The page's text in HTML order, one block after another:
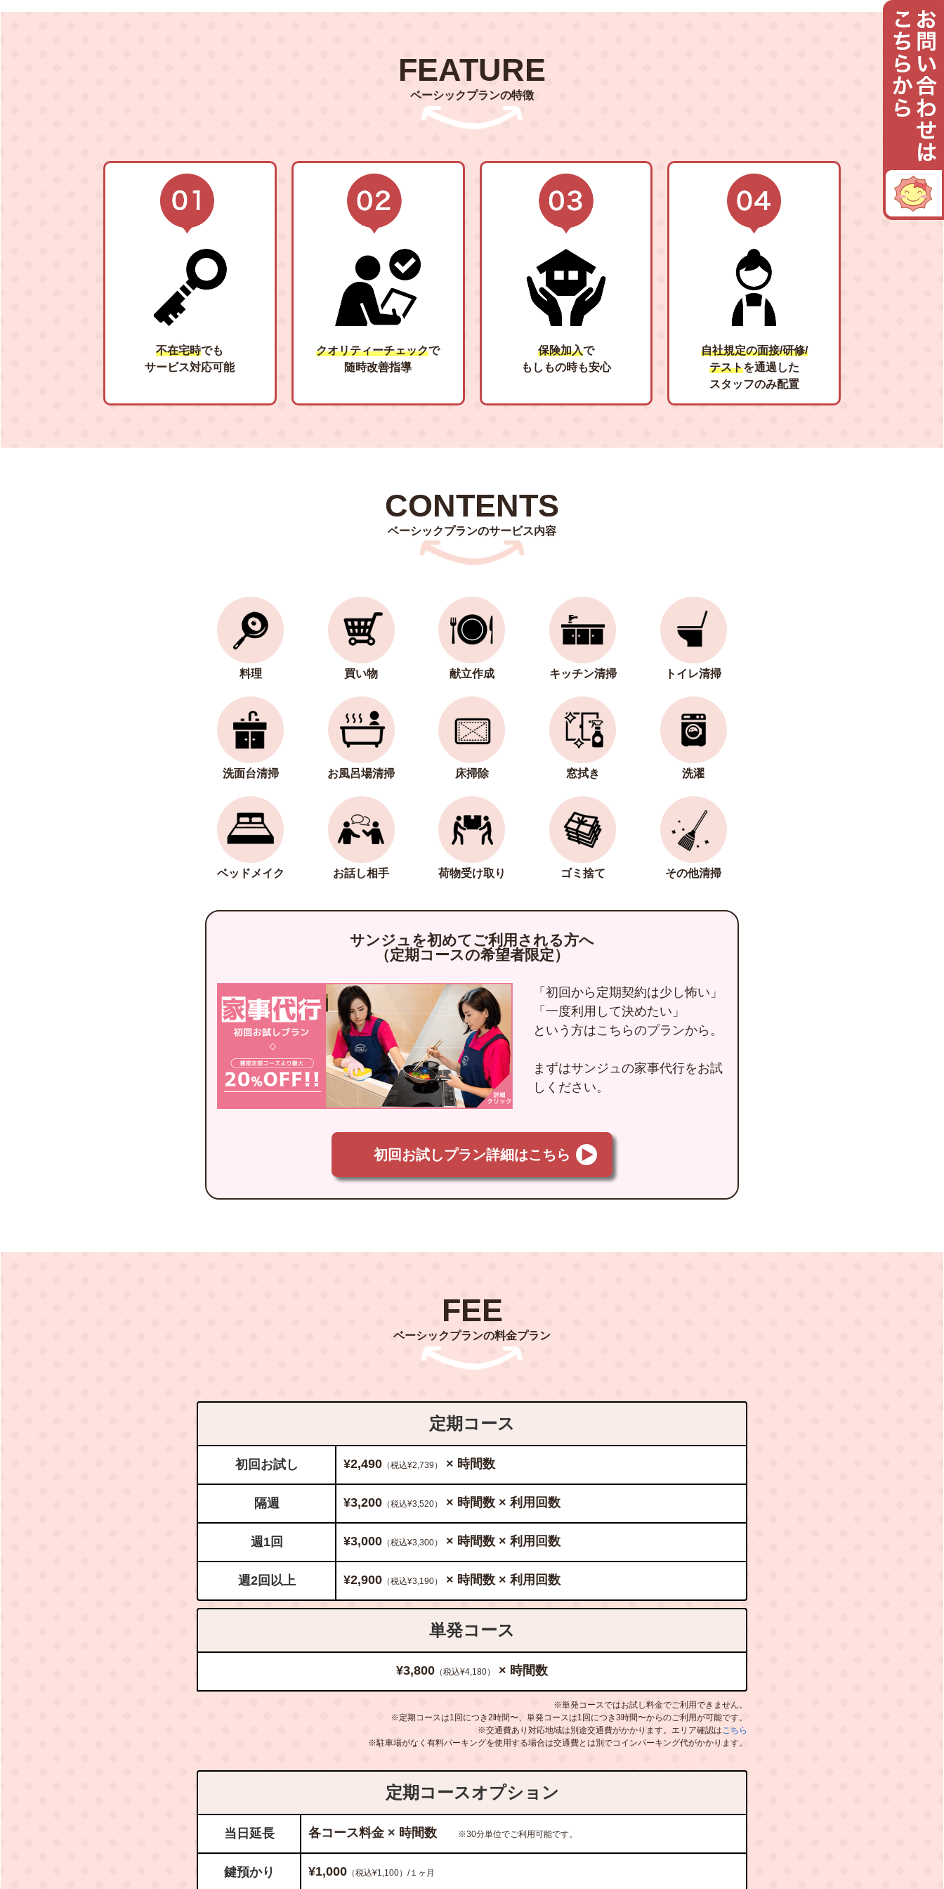
FEATURE
ベーシックプランの特徴
不在宅時でも
サービス対応可能
クオリティーチェックで
随時改善指導
保険加入で
もしもの時も安心
自社規定の面接/研修/
テストを通過した
スタッフのみ配置
CONTENTS
ベーシックプランのサービス内容
料理 買い物 献立作成 キッチン清掃 トイレ清掃
洗面台清掃 お風呂場清掃 床掃除 窓拭き 洗濯
ベッドメイク お話し相手 荷物受け取り ゴミ捨て その他清掃
サンジュを初めてご利用される方へ
（定期コースの希望者限定）
「初回から定期契約は少し怖い」
「一度利用して決めたい」
という方はこちらのプランから。
まずはサンジュの家事代行をお試
しください。
初回お試しプラン詳細はこちら
FEE
ベーシックプランの料金プラン
定期コース
初回お試し ¥2,490 （税込¥2,739） × 時間数
隔週 ¥3,200 （税込¥3,520） × 時間数 × 利用回数
週1回 ¥3,000 （税込¥3,300） × 時間数 × 利用回数
週2回以上 ¥2,900 （税込¥3,190） × 時間数 × 利用回数
単発コース
¥3,800 （税込¥4,180） × 時間数
※単発コースではお試し料金でご利用できません。
※定期コースは1回につき2時間〜、単発コースは1回につき3時間〜からのご利用が可能です。
※交通費あり対応地域は別途交通費がかかります。エリア確認は こちら
※駐車場がなく有料パーキングを使用する場合は交通費とは別でコインパーキング代がかかります。
定期コースオプション
当日延長 各コース料金 × 時間数 ※30分単位でご利用可能です。
鍵預かり ¥1,000 （税込¥1,100）/１ヶ月